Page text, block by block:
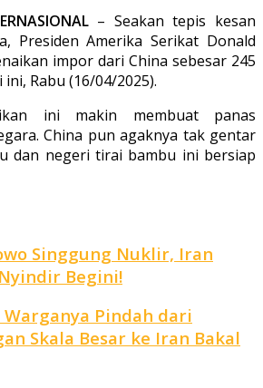
– Seakan tepis kesan
Presiden Amerika Serikat Donald
impor dari China sebesar 245
Rabu (16/04/2025).
ini makin membuat panas
China pun agaknya tak gentar
dan negeri tirai bambu ini bersiap
Singgung Nuklir, Iran
Begini!
Warganya Pindah dari
Skala Besar ke Iran Bakal